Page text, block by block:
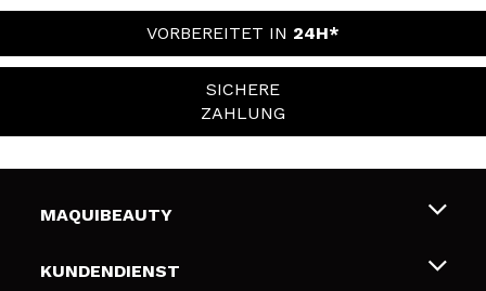
VORBEREITET IN 24H*
SICHERE
ZAHLUNG
MAQUIBEAUTY
Über uns
KUNDENDIENST